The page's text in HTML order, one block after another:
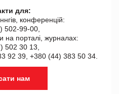
для:
конференцій:
502-99-00,
на порталі, журналах:
502 30 13,
92 39, +380 (44) 383 50 34.
нам